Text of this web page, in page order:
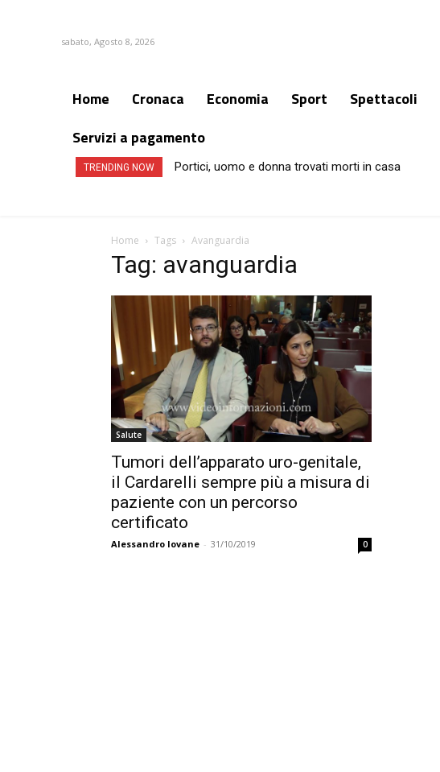
sabato, Agosto 8, 2026
Home Cronaca Economia Sport Spettacoli
Servizi a pagamento
TRENDING NOW Portici, uomo e donna trovati morti in casa
Home Tags Avanguardia
Tag: avanguardia
Salute
Tumori dell’apparato uro-genitale,
il Cardarelli sempre più a misura di
paziente con un percorso
certificato
Alessandro Iovane - 31/10/2019 0